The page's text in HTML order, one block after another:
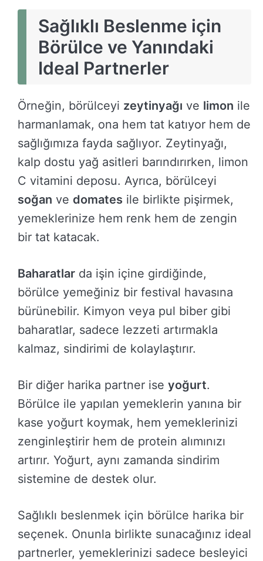
Sağlıklı Beslenme için
Börülce ve Yanındaki
Ideal Partnerler
Örneğin, börülceyi zeytinyağı ve limon ile
harmanlamak, ona hem tat katıyor hem de
sağlığımıza fayda sağlıyor. Zeytinyağı,
kalp dostu yağ asitleri barındırırken, limon
C vitamini deposu. Ayrıca, börülceyi
soğan ve domates ile birlikte pişirmek,
yemeklerinize hem renk hem de zengin
bir tat katacak.
Baharatlar da işin içine girdiğinde,
börülce yemeğiniz bir festival havasına
bürünebilir. Kimyon veya pul biber gibi
baharatlar, sadece lezzeti artırmakla
kalmaz, sindirimi de kolaylaştırır.
Bir diğer harika partner ise yoğurt.
Börülce ile yapılan yemeklerin yanına bir
kase yoğurt koymak, hem yemeklerinizi
zenginleştirir hem de protein alımınızı
artırır. Yoğurt, aynı zamanda sindirim
sistemine de destek olur.
Sağlıklı beslenmek için börülce harika bir
seçenek. Onunla birlikte sunacağınız ideal
partnerler, yemeklerinizi sadece besleyici